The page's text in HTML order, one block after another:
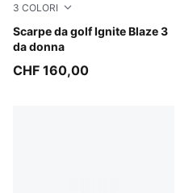
3 COLORI
Scarpe da golf Ignite Blaze 3
da donna
PUMA White-Feather Gray
CHF 160,00